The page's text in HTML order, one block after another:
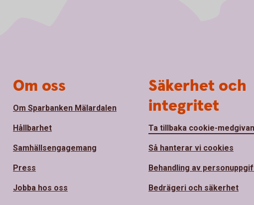
Om oss
Om Sparbanken Mälardalen
Hållbarhet
Samhällsengagemang
Press
Jobba hos oss
Säkerhet och
integritet
Ta tillbaka cookie-
Så hanterar vi cookies
Behandling av
Bedrägeri och säkerhet